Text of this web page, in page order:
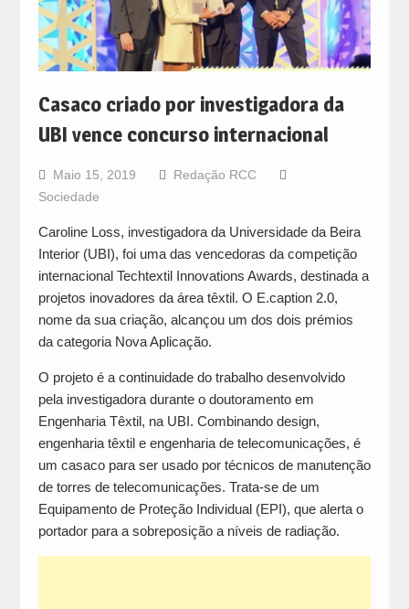
Casaco criado por investigadora da
UBI vence concurso internacional
Maio 15, 2019
Redação RCC
Sociedade
Caroline Loss, investigadora da Universidade da Beira
Interior (UBI), foi uma das vencedoras da competição
internacional Techtextil Innovations Awards, destinada a
projetos inovadores da área têxtil. O E.caption 2.0,
nome da sua criação, alcançou um dos dois prémios
da categoria Nova Aplicação.
O projeto é a continuidade do trabalho desenvolvido
pela investigadora durante o doutoramento em
Engenharia Têxtil, na UBI. Combinando design,
engenharia têxtil e engenharia de telecomunicações, é
um casaco para ser usado por técnicos de manutenção
de torres de telecomunicações. Trata-se de um
Equipamento de Proteção Individual (EPI), que alerta o
portador para a sobreposição a níveis de radiação.